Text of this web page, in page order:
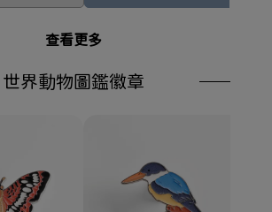
查看更多
世界動物圖鑑徽章